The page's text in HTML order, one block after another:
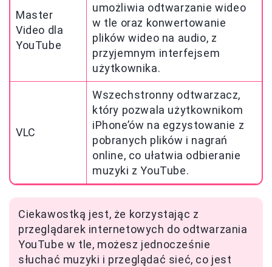
Master
Video dla
YouTube
umożliwia odtwarzanie wideo
w tle oraz konwertowanie
plików wideo na audio, z
przyjemnym interfejsem
użytkownika.
VLC
Wszechstronny odtwarzacz,
który pozwala użytkownikom
iPhone’ów na egzystowanie z
pobranych plików i nagrań
online, co ułatwia odbieranie
muzyki z YouTube.
Ciekawostką jest, że korzystając z
przeglądarek internetowych do odtwarzania
YouTube w tle, możesz jednocześnie
słuchać muzyki i przeglądać sieć, co jest